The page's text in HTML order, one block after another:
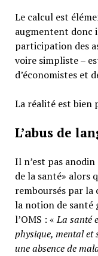
Le calcul est
augmentent donc
participation des
voire simpliste –
d’économistes et
La réalité est bien
L’abus de
Il n’est pas
de la santé» alors
remboursés par la
la notion de santé
l’OMS : «La santé
physique, mental et
une absence de